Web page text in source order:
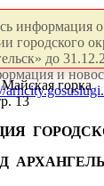
информация о
городского
до
и
горка
13